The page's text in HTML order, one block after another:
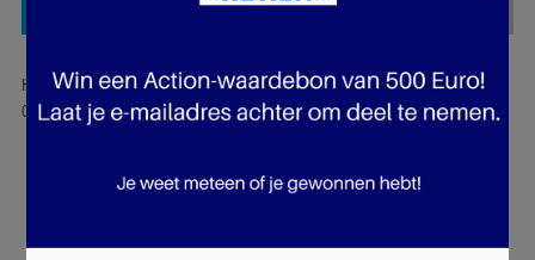
Hier is pagina 38 van 38 pagina's van de Action folder, geldig van
02.07.2025 tot 08.07.2025.